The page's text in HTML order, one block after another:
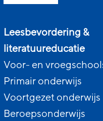
Leesbevordering &
literatuureducatie
Voor- en
Primair onderwijs
Voortgezet onderwijs
Beroepsonderwijs